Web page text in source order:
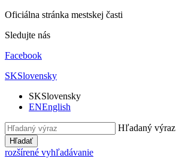
Oficiálna stránka mestskej časti
Sledujte nás
Facebook
SKSlovensky
SKSlovensky
ENEnglish
Hľadaný výraz
Hľadať
rozšírené vyhľadávanie